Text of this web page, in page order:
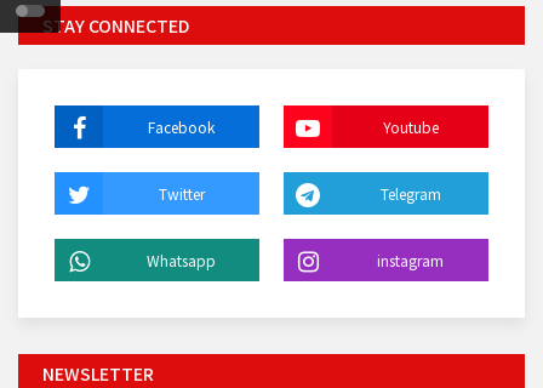
STAY CONNECTED
Facebook Youtube
Twitter Telegram
Whatsapp instagram
NEWSLETTER